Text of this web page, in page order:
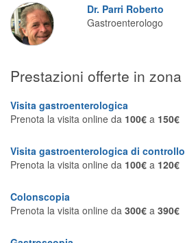
Dr. Parri Roberto
Gastroenterologo
Prestazioni offerte in zona
Visita gastroenterologica
Prenota la visita online da 100€ a 150€
Visita gastroenterologica di controllo
Prenota la visita online da 100€ a 120€
Colonscopia
Prenota la visita online da 300€ a 390€